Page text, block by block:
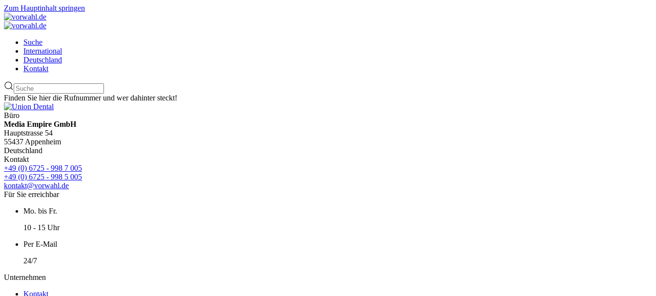
Zum Hauptinhalt springen
Suche
International
Deutschland
Kontakt
Finden Sie hier die Rufnummer und wer dahinter steckt!
Büro
Media Empire GmbH
Hauptstrasse 54
55437 Appenheim
Deutschland
Kontakt
+49 (0) 6725 - 998 7 005
+49 (0) 6725 - 998 5 005
kontakt@vorwahl.de
Für Sie erreichbar
Mo. bis Fr.
10 - 15 Uhr
Per E-Mail
24/7
Unternehmen
Kontakt